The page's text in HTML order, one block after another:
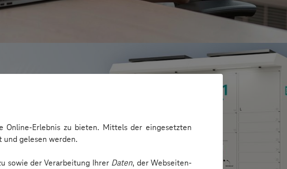
Online-Erlebnis zu bieten. Mittels der eingesetzten
gelesen werden.
sowie der Verarbeitung Ihrer Daten, der Webseiten-